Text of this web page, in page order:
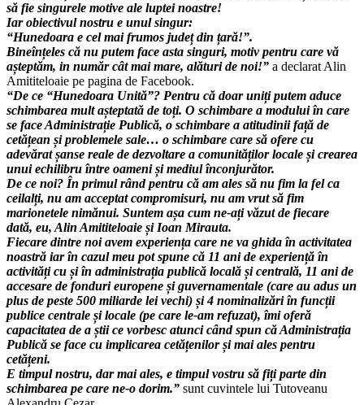
să fie singurele motive ale luptei noastre!
Iar obiectivul nostru e unul singur:
“Hunedoara e cel mai frumos județ din țară!”.
Bineînțeles că nu putem face asta singuri, motiv pentru care vă
așteptăm, in număr cât mai mare, alături de noi!” a declarat Alin
Amititeloaie pe pagina de Facebook.
“De ce “Hunedoara Unită”? Pentru că doar uniți putem aduce
schimbarea mult așteptată de toți. O schimbare a modului în care
se face Administrație Publică, o schimbare a atitudinii față de
cetățean și problemele sale… o schimbare care să ofere cu
adevărat șanse reale de dezvoltare a comunităților locale și crearea
unui echilibru între oameni și mediul înconjurător.
De ce noi? În primul rând pentru că am ales să nu fim la fel ca
ceilalți, nu am acceptat compromisuri, nu am vrut să fim
marionetele nimănui. Suntem așa cum ne-ați văzut de fiecare
dată, eu, Alin Amititeloaie și Ioan Mirauta.
Fiecare dintre noi avem experiența care ne va ghida în activitatea
noastră iar în cazul meu pot spune că 11 ani de experiență în
activități cu și în administrația publică locală și centrală, 11 ani de
accesare de fonduri europene și guvernamentale (care au adus un
plus de peste 500 miliarde lei vechi) și 4 nominalizări în funcții
publice centrale și locale (pe care le-am refuzat), îmi oferă
capacitatea de a știi ce vorbesc atunci când spun că Administrația
Publică se face cu implicarea cetățenilor și mai ales pentru
cetățeni.
E timpul nostru, dar mai ales, e timpul vostru să fiți parte din
schimbarea pe care ne-o dorim.” sunt cuvintele lui Tutoveanu